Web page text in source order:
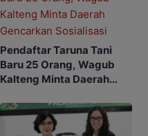
Pendaftar Taruna Tani
Baru 25 Orang, Wagub
Kalteng Minta Daerah